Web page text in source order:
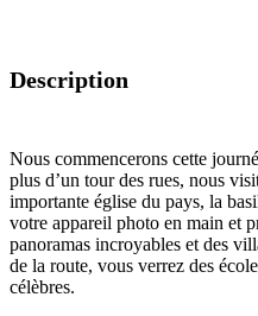
Description
Nous commencerons cette
plus d’un tour des rues, nous
importante église du pays, la
votre appareil photo en main et
panoramas incroyables et des
de la route, vous verrez des
célèbres.